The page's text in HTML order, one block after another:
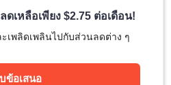
ดเหลือเพียง$2.75 ต่อเดือน!
เพลิดเพลินไปกับส่วนลดต่าง ๆ
ข้อเสนอ